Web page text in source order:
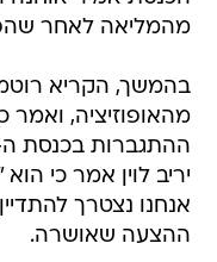
בהמשך, הקריא
יריב לוין אמר כי
אנחנו נצטרך
ההצעה שאושרה.